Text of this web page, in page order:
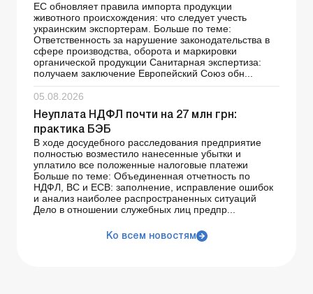
ЕС обновляет правила импорта продукции
животного происхождения: что следует учесть
украинским экспортерам. Больше по теме:
Ответственность за нарушение законодательства в
сфере производства, оборота и маркировки
органической продукции Санитарная экспертиза:
получаем заключение Европейский Союз обн...
05.08.2026
Неуплата НДФЛ почти на 27 млн грн:
практика БЭБ
В ходе досудебного расследования предприятие
полностью возместило нанесенные убытки и
уплатило все положенные налоговые платежи
Больше по теме: Объединенная отчетность по
НДФЛ, ВС и ЕСВ: заполнение, исправление ошибок
и анализ наиболее распространенных ситуаций
Дело в отношении служебных лиц предпр...
Ко всем новостям